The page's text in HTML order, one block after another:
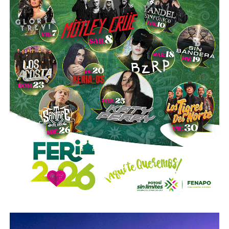
de la compañía, aunque conserva (vía un fideicomiso
familiar y una clase especial de acciones) el control formal
del voto de la empresa, independientemente de cuánto
capital tenga cada quien. En resumidas cuentas, aunque
Emilio Azcárraga tiene el poder de decisión,el mismo
financiero que reparte el control de El Realito con los
dos hombres más poderosos de Televisa está, al
mismo tiempo, camino a convertirse en el mayor
dueño accionario de la propia televisora.